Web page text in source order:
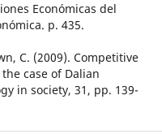
Económicas del
p. 435.
C. (2009). Competitive
case of Dalian
in society, 31, pp. 139-